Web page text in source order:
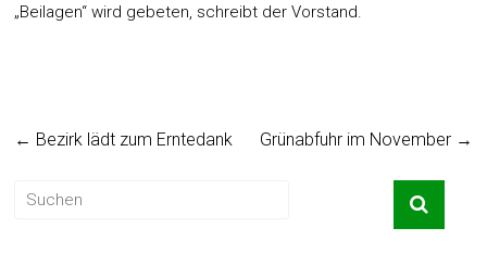
„Beilagen“ wird gebeten, schreibt der Vorstand.
← Bezirk lädt zum Erntedank Grünabfuhr im November →